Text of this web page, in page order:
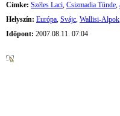
Címke: Széles Laci, Csizmadia Tünde,
Helyszín: Európa, Svájc, Wallisi-Alpok
Időpont: 2007.08.11. 07:04